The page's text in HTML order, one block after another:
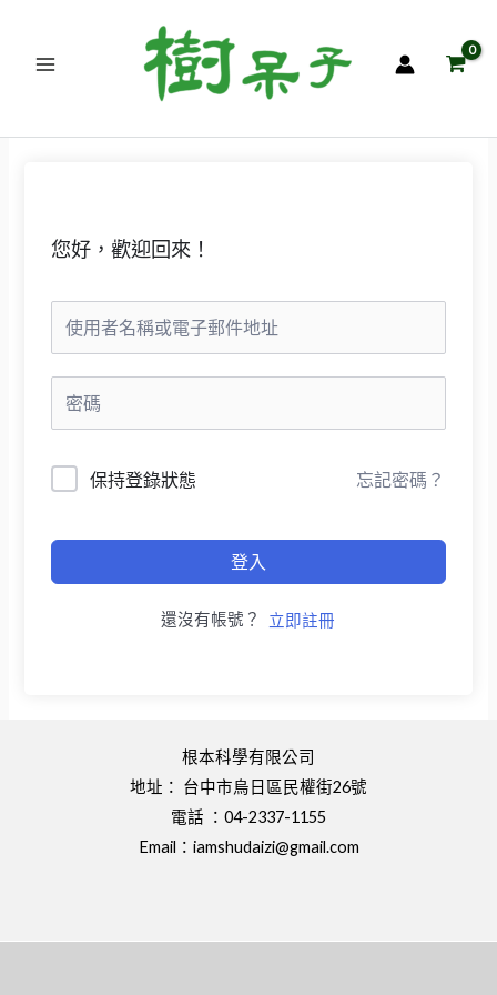
內
您好，歡迎回來！
保持登錄狀態 忘記密碼？
登入
還沒有帳號？ 立即註冊
根本科學有限公司
地址： 台中市烏日區民權街26號
電話 ：04-2337-1155
Email： iamshudaizi@gmail.com